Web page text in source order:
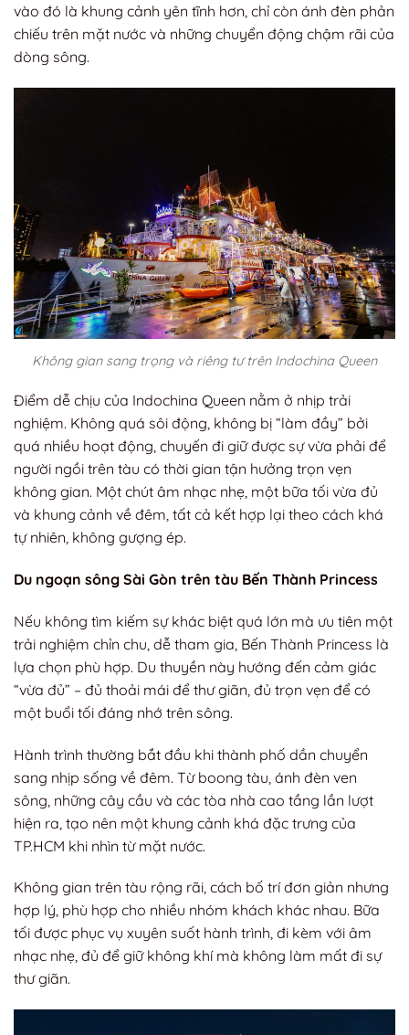
vào đó là khung cảnh yên tĩnh hơn, chỉ còn ánh đèn phản
chiếu trên mặt nước và những chuyển động chậm rãi của
dòng sông.
Không gian sang trọng và riêng tư trên Indochina Queen
Điểm dễ chịu của Indochina Queen nằm ở nhịp trải
nghiệm. Không quá sôi động, không bị “làm đầy” bởi
quá nhiều hoạt động, chuyến đi giữ được sự vừa phải để
người ngồi trên tàu có thời gian tận hưởng trọn vẹn
không gian. Một chút âm nhạc nhẹ, một bữa tối vừa đủ
và khung cảnh về đêm, tất cả kết hợp lại theo cách khá
tự nhiên, không gượng ép.
Du ngoạn sông Sài Gòn trên tàu Bến Thành Princess
Nếu không tìm kiếm sự khác biệt quá lớn mà ưu tiên một
trải nghiệm chỉn chu, dễ tham gia, Bến Thành Princess là
lựa chọn phù hợp. Du thuyền này hướng đến cảm giác
“vừa đủ” – đủ thoải mái để thư giãn, đủ trọn vẹn để có
một buổi tối đáng nhớ trên sông.
Hành trình thường bắt đầu khi thành phố dần chuyển
sang nhịp sống về đêm. Từ boong tàu, ánh đèn ven
sông, những cây cầu và các tòa nhà cao tầng lần lượt
hiện ra, tạo nên một khung cảnh khá đặc trưng của
TP.HCM khi nhìn từ mặt nước.
Không gian trên tàu rộng rãi, cách bố trí đơn giản nhưng
hợp lý, phù hợp cho nhiều nhóm khách khác nhau. Bữa
tối được phục vụ xuyên suốt hành trình, đi kèm với âm
nhạc nhẹ, đủ để giữ không khí mà không làm mất đi sự
thư giãn.